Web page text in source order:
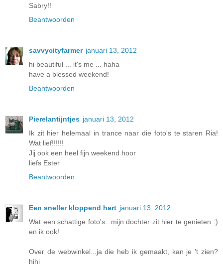
Sabry!!
Beantwoorden
savvycityfarmer januari 13, 2012
hi beautiful ... it's me ... haha
have a blessed weekend!
Beantwoorden
Pierelantijntjes januari 13, 2012
Ik zit hier helemaal in trance naar die foto's te staren Ria!
Wat lief!!!!!!
Jij ook een heel fijn weekend hoor
liefs Ester
Beantwoorden
Een sneller kloppend hart januari 13, 2012
Wat een schattige foto's...mijn dochter zit hier te genieten :)
en ik ook!
Over de webwinkel...ja die heb ik gemaakt, kan je 't zien?
hihi